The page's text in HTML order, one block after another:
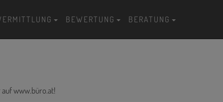
BEWERTUNG BERATUNG
aufwww.büro.at!